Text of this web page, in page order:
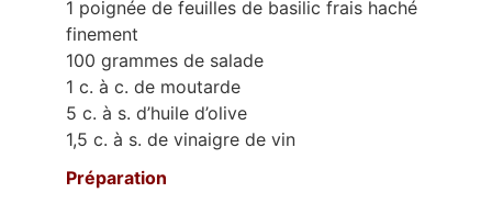
1 poignée de feuilles de basilic frais haché
finement
100 grammes de salade
1 c. à c. de moutarde
5 c. à s. d’huile d’olive
1,5 c. à s. de vinaigre de vin
Préparation